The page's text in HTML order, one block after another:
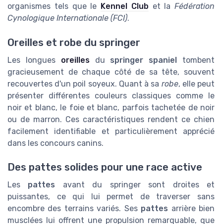
organismes tels que le Kennel Club et la Fédération
Cynologique Internationale (FCI).
Oreilles et robe du springer
Les longues oreillesdu springer spaniel tombent
gracieusement de chaque côté de sa tête, souvent
recouvertes d'un poil soyeux. Quant à sa robe, elle peut
présenter différentes couleurs classiques comme le
noir et blanc, le foie et blanc, parfois tachetée de noir
ou de marron. Ces caractéristiques rendent ce chien
facilement identifiable et particulièrement apprécié
dans les concours canins.
Des pattes solides pour une race active
Les pattes avant du springer sont droites et
puissantes, ce qui lui permet de traverser sans
encombre des terrains variés. Ses pattes arrière bien
musclées lui offrent une propulsion remarquable, que